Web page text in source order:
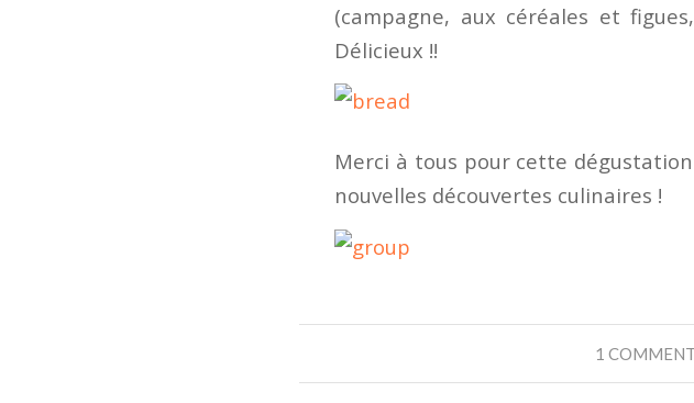
(campagne, aux céréales et
Délicieux !!
Merci à tous pour cette
nouvelles découvertes culinaires !
1